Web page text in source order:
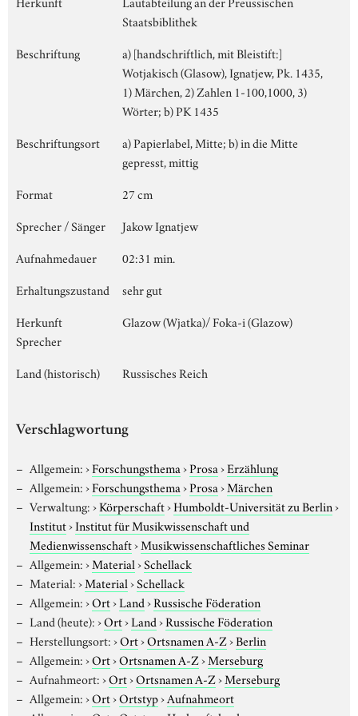
Staatsbiblithek
Beschriftung
a) [handschriftlich, mit Bleistift:]
Wotjakisch (Glasow), Ignatjew, Pk. 1435,
1) Märchen, 2) Zahlen 1-100,1000, 3)
Wörter; b) PK 1435
Beschriftungsort
a) Papierlabel, Mitte; b) in die Mitte
gepresst, mittig
Format
27 cm
Sprecher / Sänger
Jakow Ignatjew
Aufnahmedauer
02:31 min.
Erhaltungszustand
sehr gut
Herkunft
Sprecher
Glazow (Wjatka)/ Foka-i (Glazow)
Land (historisch) Russisches Reich
Verschlagwortung
Allgemein:›Forschungsthema›Prosa›Erzählung
Allgemein:›Forschungsthema›Prosa›Märchen
Verwaltung:›Körperschaft›Humboldt-Universität zu Berlin›
Institut›Institut für Musikwissenschaft und
Medienwissenschaft›Musikwissenschaftliches Seminar
Allgemein:›Material›Schellack
Material:›Material›Schellack
Allgemein:›Ort›Land›Russische Föderation
Land (heute):›Ort›Land›Russische Föderation
Herstellungsort:›Ort›Ortsnamen A-Z›Berlin
Allgemein:›Ort›Ortsnamen A-Z›Merseburg
Aufnahmeort:›Ort›Ortsnamen A-Z›Merseburg
Allgemein:›Ort›Ortstyp›Aufnahmeort